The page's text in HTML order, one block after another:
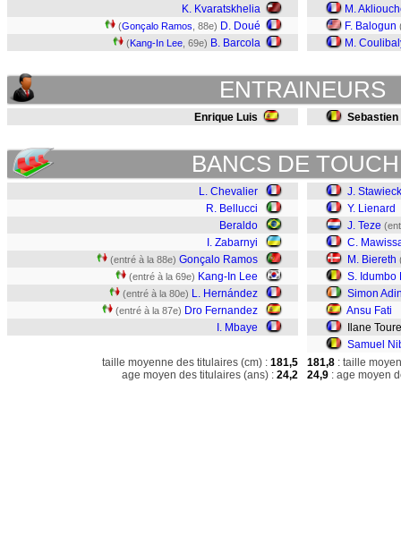
K. Kvaratskhelia
(Gonçalo Ramos , 88e) D. Doué
(Kang-In Lee , 69e) B. Barcola
M.
F. Balogun
M.
ENTRAINEURS
Enrique Luis Sebastien
BANCS DE
L. Chevalier
R. Bellucci
Beraldo
I. Zabarnyi
(entré à la 88e) Gonçalo Ramos
(entré à la 69e) Kang-In Lee
(entré à la 80e) L. Hernández
(entré à la 87e) Dro Fernandez
I. Mbaye
J.
Y. Lienard
J. Teze
C.
M. Biereth
S. Idumbo
Simon
Ansu Fati
Ilane Toure
Samuel
taille moyenne des titulaires (cm) : 181,5
age moyen des titulaires (ans) : 24,2
181,8 : taille
24,9 : age moyen